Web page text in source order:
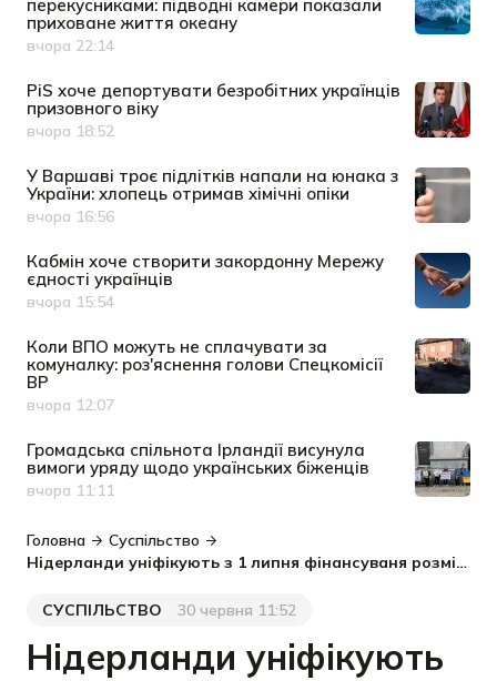
перекусниками: підводні камери показали
приховане життя океану
Дата публікації
вчора 22:14
PiS хоче депортувати безробітних українців
призовного віку
Дата публікації
вчора 18:52
У Варшаві троє підлітків напали на юнака з
України: хлопець отримав хімічні опіки
Дата публікації
вчора 16:56
Кабмін хоче створити закордонну Мережу
єдності українців
Дата публікації
вчора 15:54
Коли ВПО можуть не сплачувати за
комуналку: роз'яснення голови Спецкомісії
ВР
Дата публікації
вчора 12:07
Громадська спільнота Ірландії висунула
вимоги уряду щодо українських біженців
Дата публікації
вчора 11:11
Головна
Суспільство
Нідерланди уніфікують з 1 липня фінансуваня розміщення українців та інших біженців
Категорія
СУСПІЛЬСТВО
Дата публікації30 червня 11:52
Нідерланди уніфікують